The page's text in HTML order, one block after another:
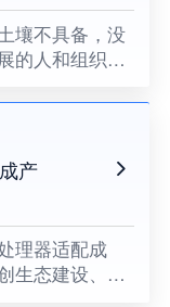
壤不具备，没
的人和组织提
产
理器适配成
生态建设、关